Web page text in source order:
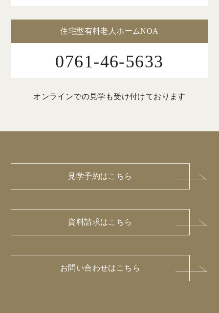
住宅型有料老人ホームNOA
0761-46-5633
オンラインでの見学も受け付けております
見学予約はこちら
資料請求はこちら
お問い合わせはこちら